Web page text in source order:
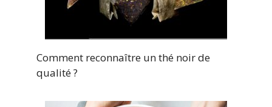
Comment reconnaître un thé noir de
qualité ?